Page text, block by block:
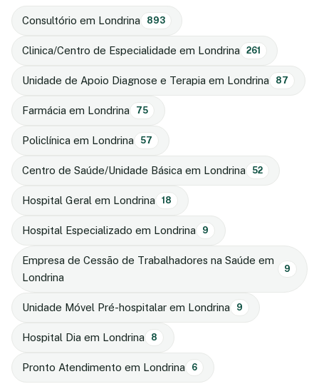
Consultório em Londrina 893
Clinica/Centro de Especialidade em Londrina 261
Unidade de Apoio Diagnose e Terapia em Londrina 87
Farmácia em Londrina 75
Policlínica em Londrina 57
Centro de Saúde/Unidade Básica em Londrina 52
Hospital Geral em Londrina 18
Hospital Especializado em Londrina 9
Empresa de Cessão de Trabalhadores na Saúde em
Londrina
9
Unidade Móvel Pré-hospitalar em Londrina 9
Hospital Dia em Londrina 8
Pronto Atendimento em Londrina 6